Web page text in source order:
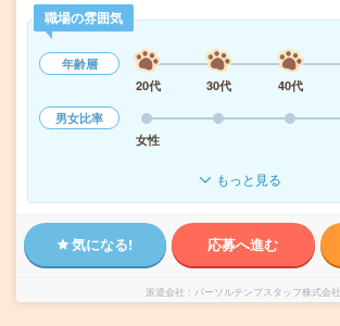
職場の雰囲気
年齢層
20代
30代 40代
男女比率
女性
もっと見る
気になる! 応募へ進む
派遣会社 パーソルテンプスタッフ株式会社